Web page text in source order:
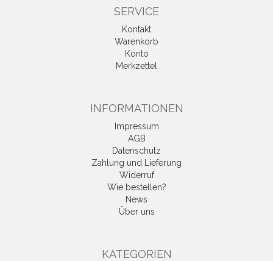
SERVICE
Kontakt
Warenkorb
Konto
Merkzettel
INFORMATIONEN
Impressum
AGB
Datenschutz
Zahlung und Lieferung
Widerruf
Wie bestellen?
News
Über uns
KATEGORIEN